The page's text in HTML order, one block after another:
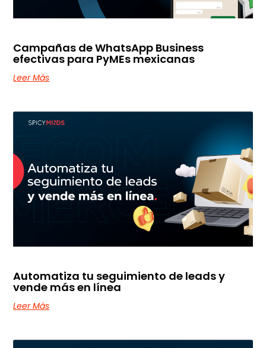
Campañas de WhatsApp Business
efectivas para PyMEs mexicanas
Leer Más
Automatiza tu seguimiento de leads y
vende más en línea
Leer Más